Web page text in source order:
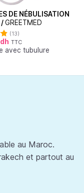
DE NÉBULISATION
/GREETMED
(13)
dh TTC
avec tubulure
au Maroc.
et partout au